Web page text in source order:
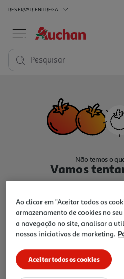
RESERVAR ENTREGA
Pesquisar
Não temos o
Vamos
Ir para Homepage
Ao clicar em "Aceitar todos os
armazenamento de cookies no
a navegação no site, analisar a
nossas iniciativas de marketing.
Aceitar todos os cookies